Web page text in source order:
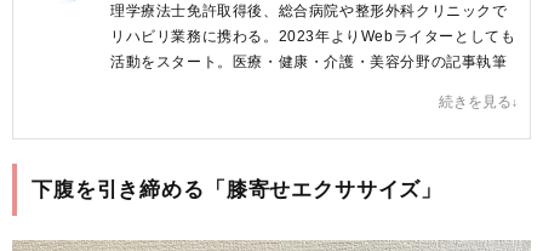
理学療法士免許取得後、総合病院や整形外科クリニックで
リハビリ業務に携わる。2023年よりWebライターとしても
活動をスタート。医療・健康・介護・美容分野の記事執筆
記事を読んだ方が、からだに関する情報を正しく理解し、
明日からの行動を変える後押しができるような文章を心が
原田ゆうか プロフィールへ
続きを見る
下腹を引き締める「膝寄せエクササイズ」